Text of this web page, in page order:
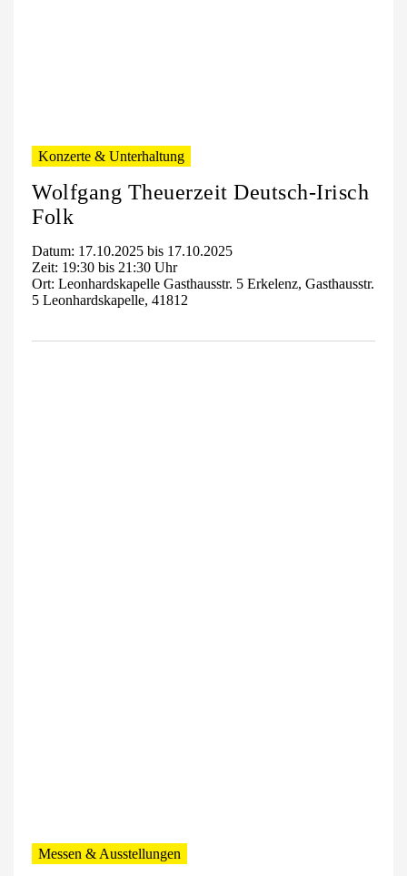
Konzerte & Unterhaltung
Wolfgang Theuerzeit Deutsch-Irisch
Folk
Datum: 17.10.2025 bis 17.10.2025
Zeit: 19:30 bis 21:30 Uhr
Ort: Leonhardskapelle Gasthausstr. 5 Erkelenz, Gasthausstr.
5 Leonhardskapelle, 41812
Messen & Ausstellungen